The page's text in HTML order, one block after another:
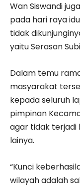
Wan Siswandi
pada hari raya
tidak
yaitu Serasan
Dalam temu
masyarakat
kepada seluruh
pimpinan
agar tidak terjadi
lainya.
“Kunci
wilayah adalah